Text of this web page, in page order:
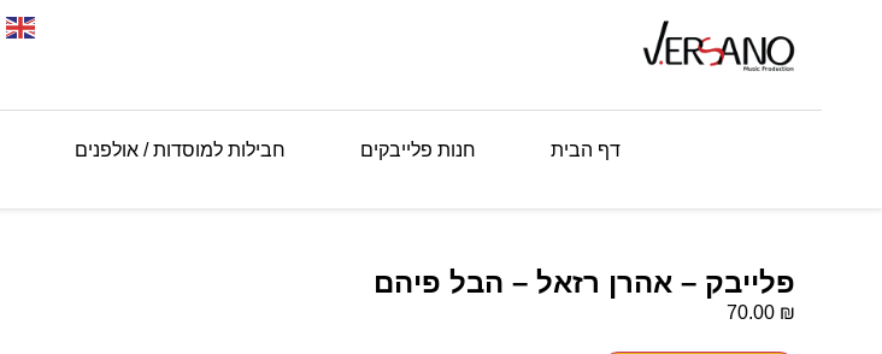
דף הבית חנות פלייבקים חבילות למוסדות / אולפנים
פלייבק – אהרן רזאל – הבל פיהם
70.00 ₪